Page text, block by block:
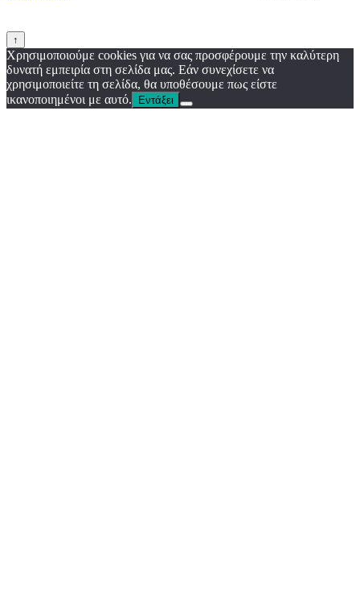
↑
Χρησιμοποιούμε cookies για να σας προσφέρουμε την καλύτερη
δυνατή εμπειρία στη σελίδα μας. Εάν συνεχίσετε να
χρησιμοποιείτε τη σελίδα, θα υποθέσουμε πως είστε
ικανοποιημένοι με αυτό.
Εντάξει